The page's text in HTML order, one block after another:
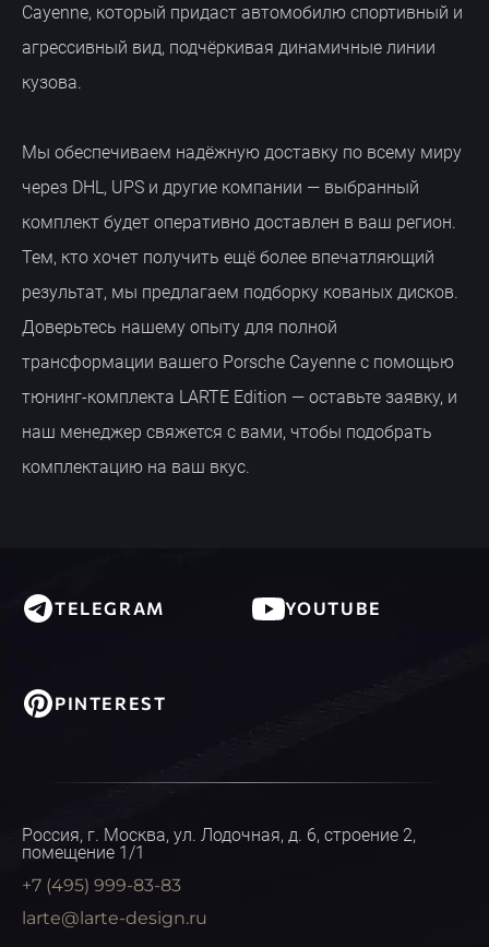
Cayenne, который придаст автомобилю спортивный и
агрессивный вид, подчёркивая динамичные линии
кузова.
Мы обеспечиваем надёжную доставку по всему миру
через DHL, UPS и другие компании — выбранный
комплект будет оперативно доставлен в ваш регион.
Тем, кто хочет получить ещё более впечатляющий
результат, мы предлагаем подборку кованых дисков.
Доверьтесь нашему опыту для полной
трансформации вашего Porsche Cayenne с помощью
тюнинг-комплекта LARTE Edition — оставьте заявку, и
наш менеджер свяжется с вами, чтобы подобрать
комплектацию на ваш вкус.
Россия, г. Москва, ул. Лодочная, д. 6, строение 2,
помещение 1/1
+7 (495) 999-83-83
larte@larte-design.ru
TELEGRAM YOUTUBE
PINTEREST